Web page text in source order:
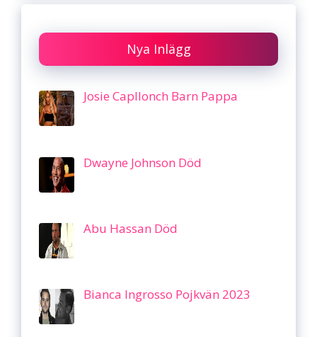
Nya Inlägg
Josie Capllonch Barn Pappa
Dwayne Johnson Död
Abu Hassan Död
Bianca Ingrosso Pojkvän 2023